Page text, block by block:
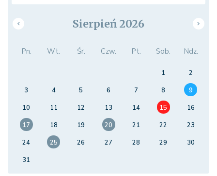
Sierpień 2026
Pn. Wt. Śr. Czw. Pt. Sob. Ndz.
1
2
3
4 5 6 7 8
9
10
11 12 13 14 15
16
17
18 19 20 21 22
23
24
25 26 27 28 29
30
31